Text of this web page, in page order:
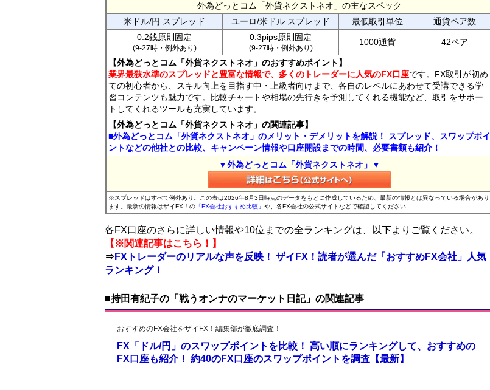
外為どっとコム「外貨ネクストネオ」の主なスペック
米ドル/円 スプレッド
ユーロ/米ドル スプレッド 最低取引単位
通貨ペア数
0.2銭原則固定
(9-27時・例外あり)
0.3pips原則固定
(9-27時・例外あり)
1000通貨 42ペア
【外為どっとコム「外貨ネクストネオ」のおすすめポイント】
業界最狭水準のスプレッドと豊富な情報で、多くのトレーダーに人気のFX口座です。FX取引が初め
ての初心者から、スキル向上を目指す中・上級者向けまで、各自のレベルにあわせて受講できる学
習コンテンツも魅力です。比較チャートや相場の先行きを予測してくれる機能など、取引をサポー
トしてくれるツールも充実しています。
【外為どっとコム「外貨ネクストネオ」の関連記事】
■外為どっとコム「外貨ネクストネオ」のメリット・デメリットを解説！ スプレッド、スワップポイ
ントなどの他社との比較、キャンペーン情報や口座開設までの時間、必要書類も紹介！
▼外為どっとコム「外貨ネクストネオ」▼
※スプレッドはすべて例外あり。この表は2026年8月3日時点のデータをもとに作成しているため、最新の情報とは異なっている場合があり
ます。最新の情報はザイFX！の 「FX会社おすすめ比較」 や、各FX会社の公式サイトなどで確認してください
各FX口座のさらに詳しい情報や10位までの全ランキングは、以下よりご覧ください。
【※関連記事はこちら！】
⇒FXトレーダーのリアルな声を反映！ ザイFX！読者が選んだ「おすすめFX会社」人気
ランキング！
■持田有紀子の「戦うオンナのマーケット日記」の関連記事
おすすめのFX会社をザイFX！編集部が徹底調査！
FX「ドル/円」のスワップポイントを比較！ 高い順にランキングして、おすすめの
FX口座も紹介！ 約40のFX口座のスワップポイントを調査【最新】